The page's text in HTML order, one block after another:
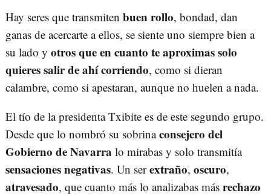
Hay seres que transmiten buen rollo, bondad, dan
ganas de acercarte a ellos, se siente uno siempre bien a
su lado y otros que en cuanto te aproximas solo
quieres salir de ahí corriendo, como si dieran
calambre, como si apestaran, aunque no huelen a nada.
El tío de la presidenta Txibite es de este segundo grupo.
Desde que lo nombró su sobrinaconsejero del
Gobierno de Navarra lo mirabas y solo transmitía
sensaciones negativas. Un serextraño, oscuro,
atravesado, que cuanto más lo analizabas más rechazo